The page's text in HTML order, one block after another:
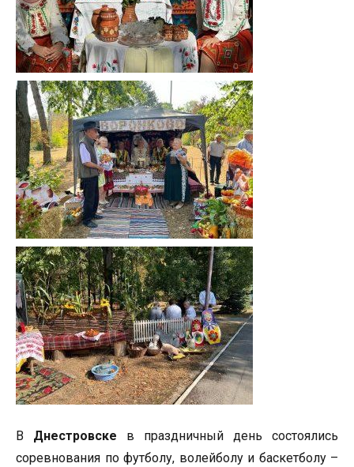
В Днестровске в праздничный день состоялись
соревнования по футболу, волейболу и баскетболу –